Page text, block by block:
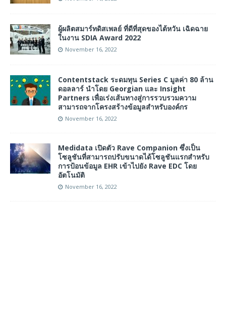
ผู้ผลิตสมาร์ทดิสเพลย์ ที่ดีที่สุดของไต้หวัน เฉิดฉาย
ในงาน SDIA Award 2022
November 16, 2022
Contentstack ระดมทุน Series C มูลค่า 80 ล้าน
ดอลลาร์ นำโดย Georgian และ Insight
Partners เพื่อเร่งเส้นทางสู่การรวบรวมความ
สามารถจากโครงสร้างข้อมูลสำหรับองค์กร
November 16, 2022
Medidata เปิดตัว Rave Companion ซึ่งเป็น
โซลูชันที่สามารถปรับขนาดได้โซลูชันแรกสำหรับ
การป้อนข้อมูล EHR เข้าไปยัง Rave EDC โดย
อัตโนมัติ
November 16, 2022